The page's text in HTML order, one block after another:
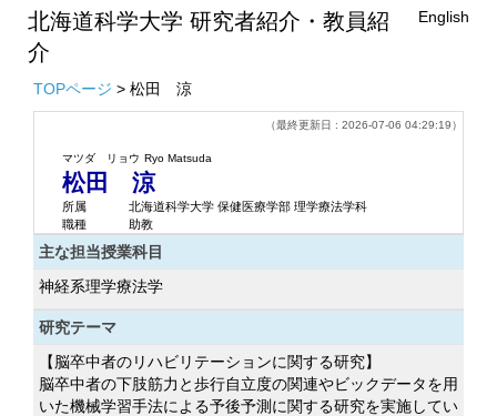
北海道科学大学 研究者紹介・教員紹
介
English
TOPページ > 松田 涼
（最終更新日 : 2026-07-06 04:29:19）
マツダ リョウ Ryo Matsuda
松田 涼
所属
北海道科学大学 保健医療学部 理学療法学科
職種
助教
主な担当授業科目
神経系理学療法学
研究テーマ
【脳卒中者のリハビリテーションに関する研究】
脳卒中者の下肢筋力と歩行自立度の関連やビックデータを用
いた機械学習手法による予後予測に関する研究を実施してい